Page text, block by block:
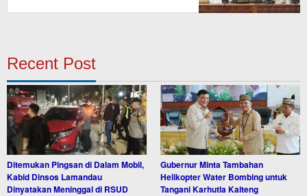
Recent Post
Ditemukan Pingsan di Dalam Mobil,
Kabid Dinsos Lamandau
Dinyatakan Meninggal di RSUD
Gubernur Minta Tambahan
Helikopter Water Bombing untuk
Tangani Karhutla Kalteng